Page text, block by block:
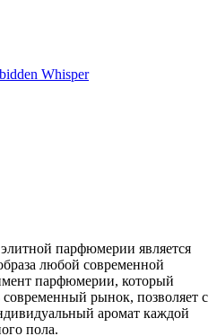
Whisper
парфюмерии является
любой современной
парфюмерии, который
рынок, позволяет с
аромат каждой
пола.